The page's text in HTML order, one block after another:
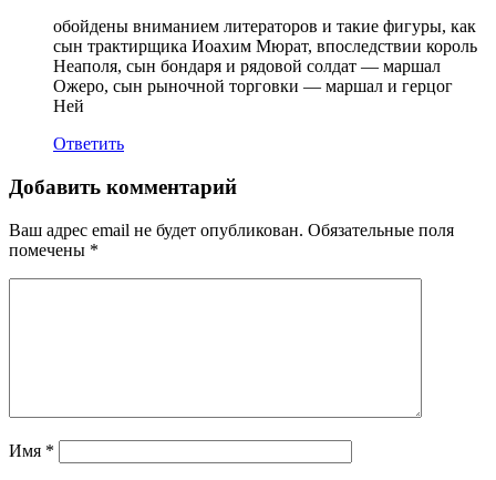
обойдены вниманием литераторов и такие фигуры, как
сын трактирщика Иоахим Мюрат, впоследствии король
Неаполя, сын бондаря и рядовой солдат — маршал
Ожеро, сын рыночной торговки — маршал и герцог
Ней
Ответить
Добавить комментарий
Ваш адрес email не будет опубликован. Обязательные поля
помечены *
Имя *